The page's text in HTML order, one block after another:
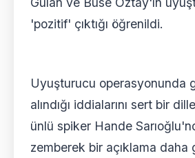
'pozitif' çıktığı öğrenildi.
Uyuşturucu operasyonunda
alındığı iddialarını sert bir
ünlü spiker Hande
zemberek bir açıklama daha